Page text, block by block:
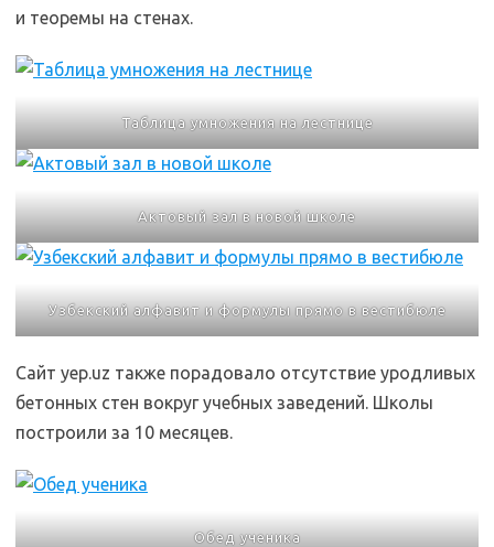
и теоремы на стенах.
Таблица умножения на лестнице
Актовый зал в новой школе
Узбекский алфавит и формулы прямо в вестибюле
Сайт yep.uz также порадовало отсутствие уродливых
бетонных стен вокруг учебных заведений. Школы
построили за 10 месяцев.
Обед ученика